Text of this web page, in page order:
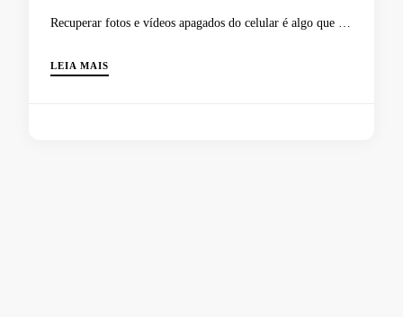
Recuperar fotos e vídeos apagados do celular é algo que …
LEIA MAIS